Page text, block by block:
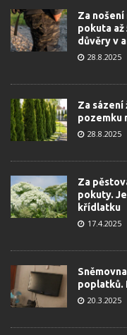
Za
pokuta až
důvěry v
28.8.2025
Za
pozemku
28.8.2025
Za
pokuty.
křídlatku
17.4.2025
poplatků.
20.3.2025